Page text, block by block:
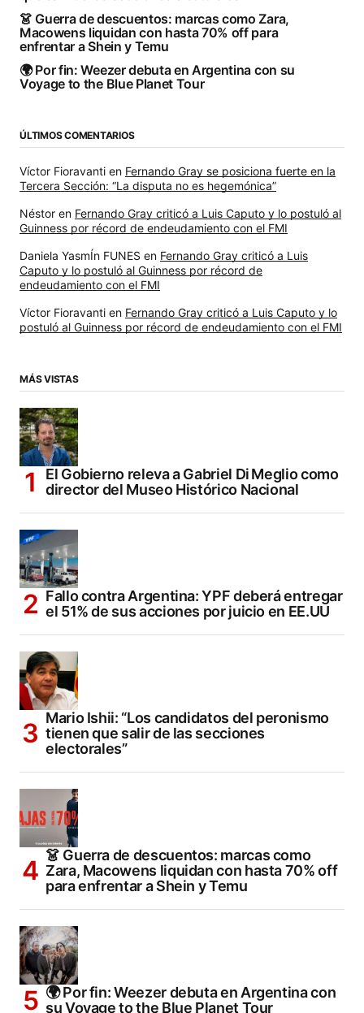
👗 Guerra de descuentos: marcas como Zara,
Macowens liquidan con hasta 70% off para
enfrentar a Shein y Temu
🌍 Por fin: Weezer debuta en Argentina con su
Voyage to the Blue Planet Tour
ÚLTIMOS COMENTARIOS
Víctor Fioravanti en Fernando Gray se posiciona fuerte en la
Tercera Sección: “La disputa no es hegemónica”
Néstor en Fernando Gray criticó a Luis Caputo y lo postuló al
Guinness por récord de endeudamiento con el FMI
Daniela YasmÍn FUNES en Fernando Gray criticó a Luis
Caputo y lo postuló al Guinness por récord de
endeudamiento con el FMI
Víctor Fioravanti en Fernando Gray criticó a Luis Caputo y lo
postuló al Guinness por récord de endeudamiento con el FMI
MÁS VISTAS
El Gobierno releva a Gabriel Di Meglio como
director del Museo Histórico Nacional
Fallo contra Argentina: YPF deberá entregar
el 51% de sus acciones por juicio en EE.UU
Mario Ishii: “Los candidatos del peronismo
tienen que salir de las secciones
electorales”
👗 Guerra de descuentos: marcas como
Zara, Macowens liquidan con hasta 70% off
para enfrentar a Shein y Temu
🌍 Por fin: Weezer debuta en Argentina con
su Voyage to the Blue Planet Tour